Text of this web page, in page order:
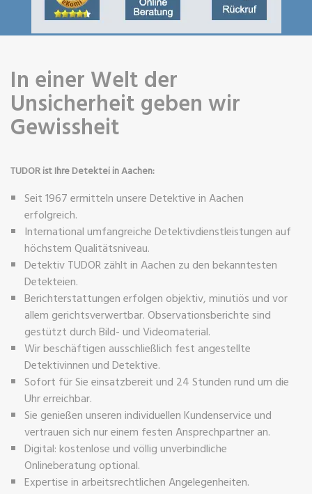
In einer Welt der
Unsicherheit geben wir
Gewissheit
TUDOR ist Ihre Detektei in Aachen:
Seit 1967 ermitteln unsere Detektive in Aachen
erfolgreich.
International umfangreiche Detektivdienstleistungen auf
höchstem Qualitätsniveau.
Detektiv TUDOR zählt in Aachen zu den bekanntesten
Detekteien.
Berichterstattungen erfolgen objektiv, minutiös und vor
allem gerichtsverwertbar. Observationsberichte sind
gestützt durch Bild- und Videomaterial.
Wir beschäftigen ausschließlich fest angestellte
Detektivinnen und Detektive.
Sofort für Sie einsatzbereit und 24 Stunden rund um die
Uhr erreichbar.
Sie genießen unseren individuellen Kundenservice und
vertrauen sich nur einem festen Ansprechpartner an.
Digital: kostenlose und völlig unverbindliche
Onlineberatung optional.
Expertise in arbeitsrechtlichen Angelegenheiten.